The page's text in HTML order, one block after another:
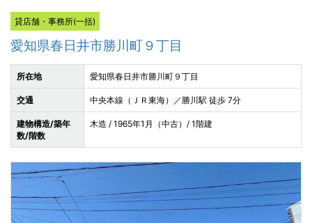
貸店舗・事務所(一括)
愛知県春日井市勝川町９丁目
所在地 愛知県春日井市勝川町９丁目
交通 中央本線（ＪＲ東海）／勝川駅 徒歩 7分
建物構造/築年
数/階数
木造 / 1965年1月（中古）/ 1階建